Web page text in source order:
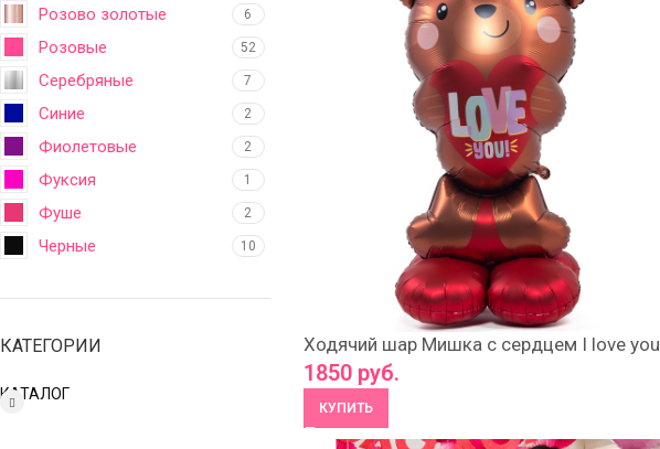
Розово золотые 6
Розовые 52
Серебряные 7
Синие 2
Фиолетовые 2
Фуксия 1
Фуше 2
Черные 10
КАТЕГОРИИ
КАТАЛОГ
Ходячий шар Мишка с сердцем I love you
1850руб.
КУПИТЬ